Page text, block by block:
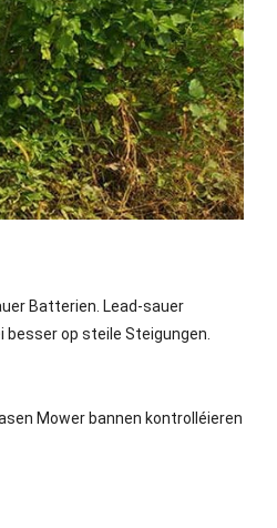
Batterien. Lead-sauer
besser op steile Steigungen.
Mower bannen kontrolléieren